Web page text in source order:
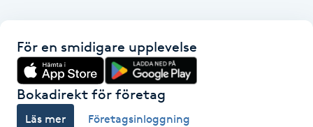
Hatha Yoga
Headspa
För en smidigare upplevelse
Bokadirekt för företag
Läs mer Företagsinloggning